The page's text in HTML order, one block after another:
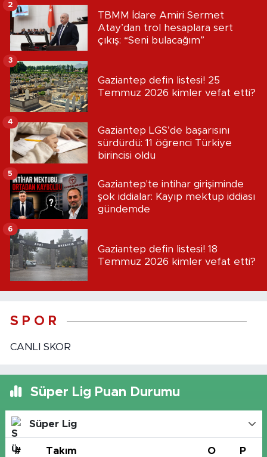
TBMM İdare Amiri Sermet
Atay’dan trol hesaplara sert
çıkış: “Seni bulacağım”
2
Gaziantep defin listesi! 25
Temmuz 2026 kimler vefat etti?
3
Gaziantep LGS’de başarısını
sürdürdü: 11 öğrenci Türkiye
birincisi oldu
4
Gaziantep'te intihar girişiminde
şok iddialar: Kayıp mektup iddiası
gündemde
5
Gaziantep defin listesi! 18
Temmuz 2026 kimler vefat etti?
6
S P O R
CANLI SKOR
Süper Lig Puan Durumu
Süper Lig
# Takım O P